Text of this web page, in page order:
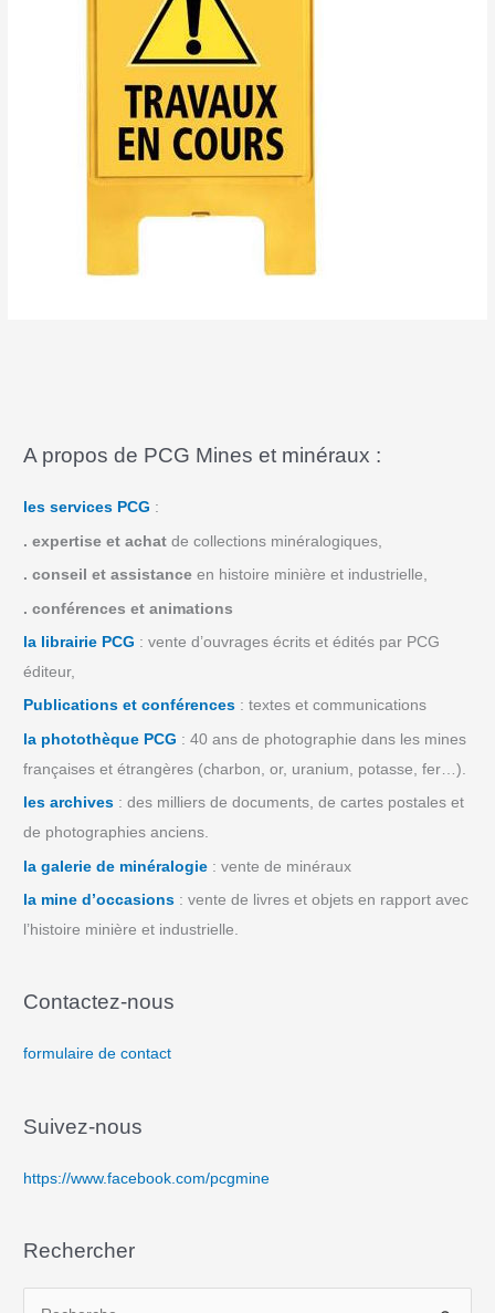
A propos de PCG Mines et minéraux :
les services PCG :
. expertise et achat de collections minéralogiques,
. conseil et assistance en histoire minière et industrielle,
. conférences et animations
la librairie PCG : vente d’ouvrages écrits et édités par PCG
éditeur,
Publications et conférences : textes et communications
la photothèque PCG : 40 ans de photographie dans les mines
françaises et étrangères (charbon, or, uranium, potasse, fer…).
les archives : des milliers de documents, de cartes postales et
de photographies anciens.
la galerie de minéralogie : vente de minéraux
la mine d’occasions : vente de livres et objets en rapport avec
l’histoire minière et industrielle.
Contactez-nous
formulaire de contact
Suivez-nous
https://www.facebook.com/pcgmine
Rechercher